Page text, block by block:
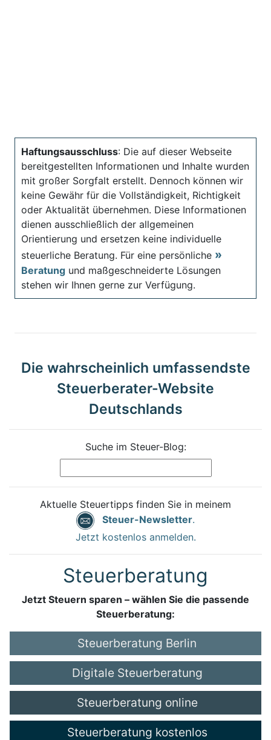
Haftungsausschluss: Die auf dieser Webseite
bereitgestellten Informationen und Inhalte wurden
mit großer Sorgfalt erstellt. Dennoch können wir
keine Gewähr für die Vollständigkeit, Richtigkeit
oder Aktualität übernehmen. Diese Informationen
dienen ausschließlich der allgemeinen
Orientierung und ersetzen keine individuelle
steuerliche Beratung. Für eine persönliche
Beratung und maßgeschneiderte Lösungen
stehen wir Ihnen gerne zur Verfügung.
Die wahrscheinlich umfassendste
Steuerberater-Website
Deutschlands
Suche im Steuer-Blog:
Aktuelle Steuertipps finden Sie in meinem
Steuer-Newsletter.
Jetzt kostenlos anmelden.
Steuerberatung
Jetzt Steuern sparen – wählen Sie die passende
Steuerberatung:
Steuerberatung Berlin
Digitale Steuerberatung
Steuerberatung online
Steuerberatung kostenlos